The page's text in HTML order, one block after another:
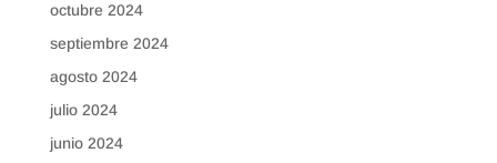
octubre 2024
septiembre 2024
agosto 2024
julio 2024
junio 2024